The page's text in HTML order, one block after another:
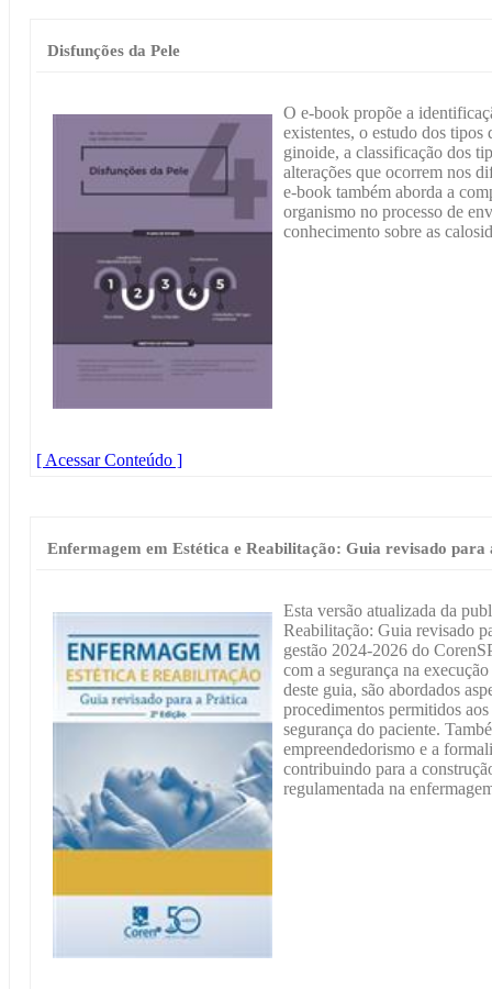
Disfunções da Pele
O e-book propõe a
existentes, o estudo dos
ginoide, a classificação dos
alterações que ocorrem nos
e-book também aborda a
organismo no processo de
conhecimento sobre as
[ Acessar Conteúdo ]
Enfermagem em Estética e Reabilitação: Guia revisado para
Esta versão atualizada da
Reabilitação: Guia revisado
gestão 2024-2026 do
com a segurança na
deste guia, são abordados
procedimentos permitidos
segurança do paciente.
empreendedorismo e a
contribuindo para a
regulamentada na